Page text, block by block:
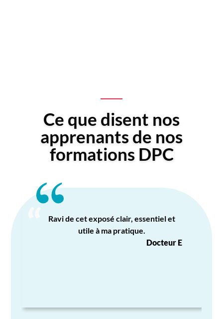
Ce que disent nos
apprenants de nos
formations DPC
Très bonne formation, complète et
adaptée à la pratique en médecine